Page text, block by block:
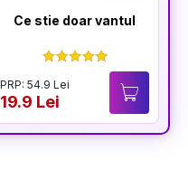
Ce stie doar vantul
PRP: 54.9 Lei
19.9 Lei